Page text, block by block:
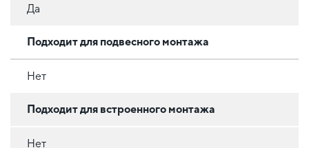
Да
Подходит для подвесного монтажа
Нет
Подходит для встроенного монтажа
Нет